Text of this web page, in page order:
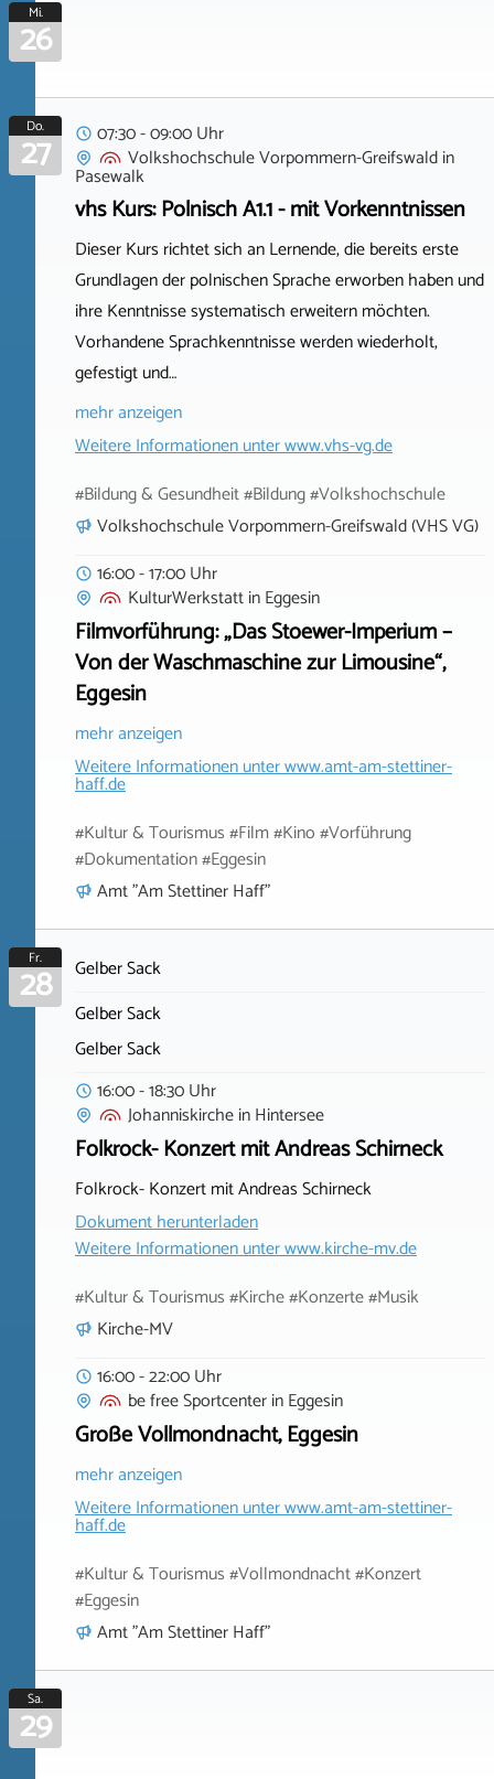
Mi.
26
Do.
27
07:30 - 09:00 Uhr
Volkshochschule Vorpommern-Greifswaldin
Pasewalk
vhs Kurs: Polnisch A1.1 - mit Vorkenntnissen
Dieser Kurs richtet sich an Lernende, die bereits erste
Grundlagen der polnischen Sprache erworben haben und
ihre Kenntnisse systematisch erweitern möchten.
Vorhandene Sprachkenntnisse werden wiederholt,
gefestigt und…
mehr anzeigen
Weitere Informationen unterwww.vhs-vg.de
#Bildung & Gesundheit #Bildung #Volkshochschule
Volkshochschule Vorpommern-Greifswald (VHS VG)
16:00 - 17:00 Uhr
KulturWerkstattinEggesin
Filmvorführung: „Das Stoewer-Imperium –
Von der Waschmaschine zur Limousine“,
Eggesin
mehr anzeigen
Weitere Informationen unterwww.amt-am-stettiner-
haff.de
#Kultur & Tourismus #Film #Kino #Vorführung
#Dokumentation #Eggesin
Amt "Am Stettiner Haff"
Fr.
28
Gelber Sack
Gelber Sack
Gelber Sack
16:00 - 18:30 Uhr
JohanniskircheinHintersee
Folkrock- Konzert mit Andreas Schirneck
Folkrock- Konzert mit Andreas Schirneck
Dokument herunterladen
Weitere Informationen unterwww.kirche-mv.de
#Kultur & Tourismus #Kirche #Konzerte #Musik
Kirche-MV
16:00 - 22:00 Uhr
be free SportcenterinEggesin
Große Vollmondnacht, Eggesin
mehr anzeigen
Weitere Informationen unterwww.amt-am-stettiner-
haff.de
#Kultur & Tourismus #Vollmondnacht #Konzert
#Eggesin
Amt "Am Stettiner Haff"
Sa.
29